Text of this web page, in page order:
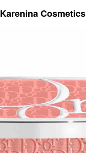
Karenina Cosmetics